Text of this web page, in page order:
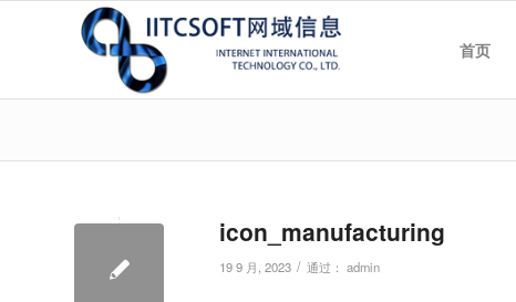
首页
icon_manufacturing
19 9 月, 2023 / 通过： admin